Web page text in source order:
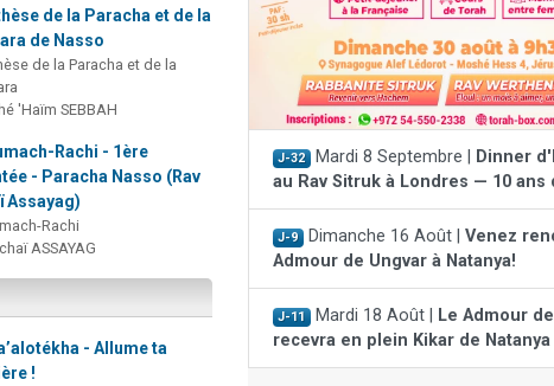
de la Paracha et de la
de Nasso
de la Paracha et de la
'Haïm SEBBAH
Rachi - 1ère
- Paracha Nasso (Rav
Assayag)
Rachi
ASSAYAG
- Allume ta
!
J-32 Mardi 8 Septembre |
Dinner
au Rav Sitruk à Londres — 10 ans
J-9 Dimanche 16 Août | Venez
Admour de Ungvar à Natanya!
J-11 Mardi 18 Août |
Le Admour
recevra en plein Kikar de Natanya